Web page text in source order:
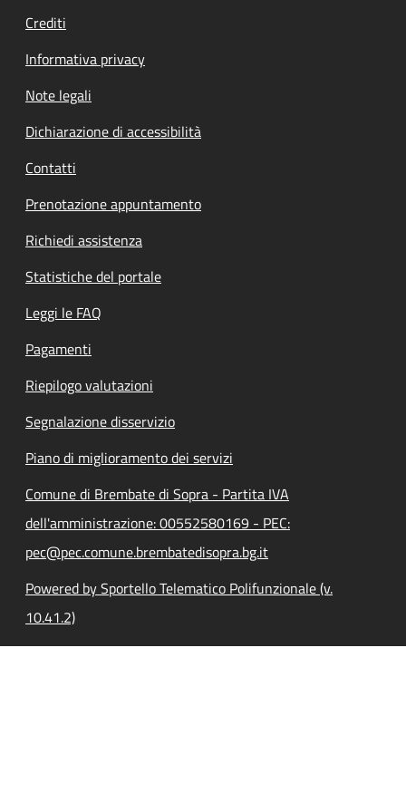
Crediti
Informativa privacy
Note legali
Dichiarazione di accessibilità
Contatti
Prenotazione appuntamento
Richiedi assistenza
Statistiche del portale
Leggi le FAQ
Pagamenti
Riepilogo valutazioni
Segnalazione disservizio
Piano di miglioramento dei servizi
Comune di Brembate di Sopra - Partita IVA
dell'amministrazione: 00552580169 - PEC:
pec@pec.comune.brembatedisopra.bg.it
Powered by Sportello Telematico Polifunzionale (v.
10.41.2)